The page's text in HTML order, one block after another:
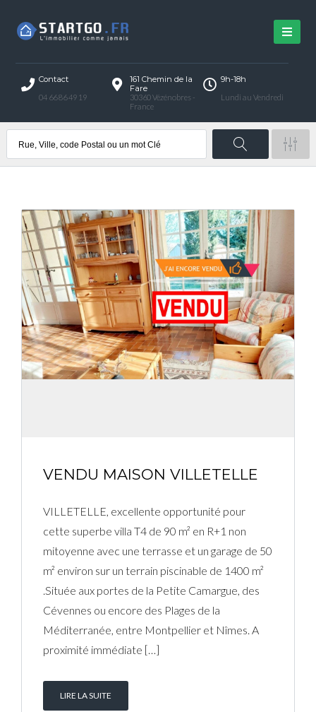
Connexion
Identifiant
Mot de passe perdu ?
Contact
04 66 86 49 19
161 Chemin de la
Fare
30360 Vézénobres -
France
9h-18h
Lundi au Vendredi
VENDU MAISON VILLETELLE
VILLETELLE, excellente opportunité pour
cette superbe villa T4 de 90 m² en R+1 non
mitoyenne avec une terrasse et un garage de 50
m² environ sur un terrain piscinable de 1400 m²
.Située aux portes de la Petite Camargue, des
Cévennes ou encore des Plages de la
Méditerranée, entre Montpellier et Nîmes. A
proximité immédiate […]
LIRE LA SUITE